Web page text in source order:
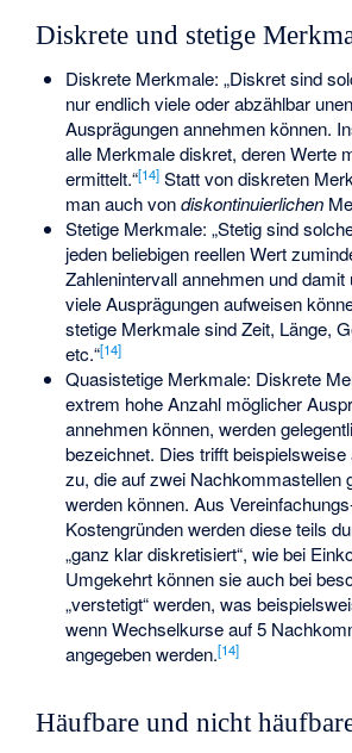
Diskrete und stetige
Diskrete Merkmale: „Diskret sind
nur endlich viele oder abzählbar
Ausprägungen annehmen können.
alle Merkmale diskret, deren Werte
ermittelt.“[14]Statt von diskreten
man auch vondiskontinuierlichen
Stetige Merkmale: „Stetig sind
jeden beliebigen reellen Wert
Zahlenintervall annehmen und damit
viele Ausprägungen aufweisen
stetige Merkmale sind Zeit, Länge,
etc.“[14]
Quasistetige Merkmale: Diskrete
extrem hohe Anzahl möglicher
annehmen können, werden
bezeichnet. Dies trifft beispielsweise
zu, die auf zwei Nachkommastellen
werden können. Aus
Kostengründen werden diese teils
„ganz klar diskretisiert“, wie bei
Umgekehrt können sie auch bei
„verstetigt“ werden, was
wenn Wechselkurse auf 5
angegeben werden.[14]
Häufbare und nicht